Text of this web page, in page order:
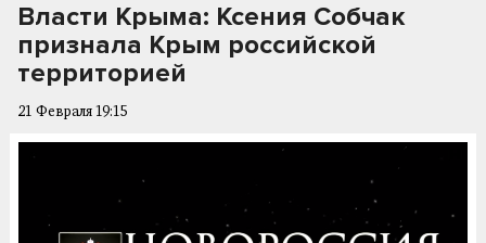
Власти Крыма: Ксения Собчак
признала Крым российской
территорией
21 Февраля 19:15